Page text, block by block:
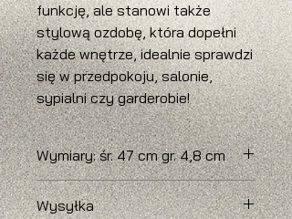
funkcję, ale stanowi także
stylową ozdobę, która dopełni
każde wnętrze, idealnie sprawdzi
się w przedpokoju, salonie,
sypialni czy garderobie!
Wymiary: śr. 47 cm gr. 4,8 cm
Czas realizacji: 3 - 6 tygodni
Wysyłka